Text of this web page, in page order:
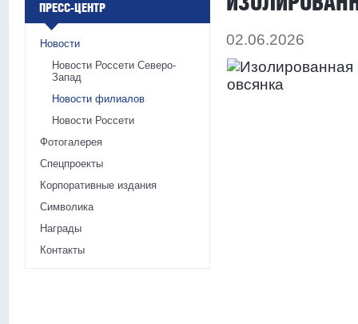
ПРЕСС-ЦЕНТР
Новости
Новости Россети Северо-
Запад
Новости филиалов
Новости Россети
Фотогалерея
Спецпроекты
Корпоративные издания
Символика
Награды
Контакты
02.06.2026